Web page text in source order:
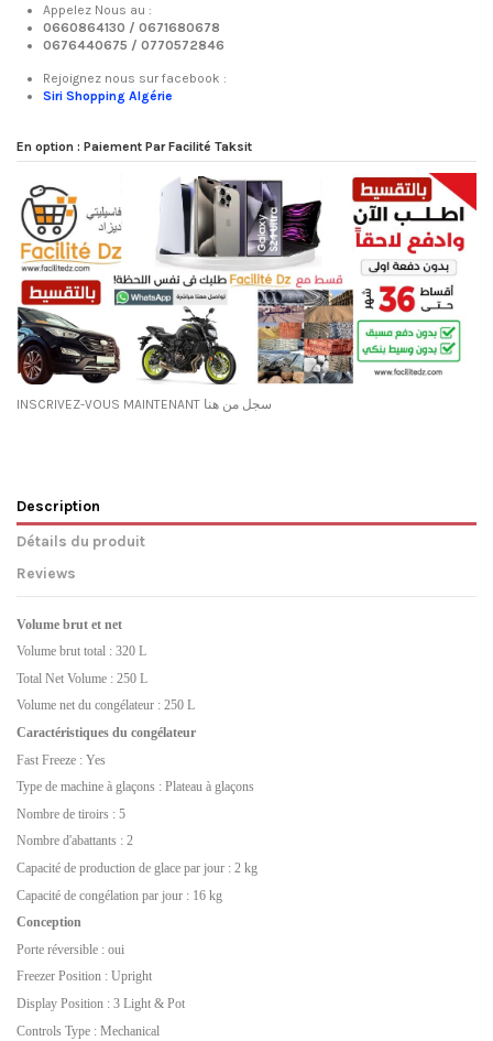
Appelez Nous au :
0660864130 / 0671680678
0676440675 / 0770572846
Rejoignez nous sur facebook :
Siri Shopping Algérie
En option : Paiement Par Facilité Taksit
INSCRIVEZ-VOUS MAINTENANT سجل من هنا
Description
Détails du produit
Reviews
Volume brut et net
Volume brut total : 320 L
Total Net Volume : 250 L
Volume net du congélateur : 250 L
Caractéristiques du congélateur
Fast Freeze : Yes
Type de machine à glaçons : Plateau à glaçons
Nombre de tiroirs : 5
Nombre d'abattants : 2
Capacité de production de glace par jour : 2 kg
Capacité de congélation par jour : 16 kg
Conception
Porte réversible : oui
Freezer Position : Upright
Display Position : 3 Light & Pot
Controls Type : Mechanical